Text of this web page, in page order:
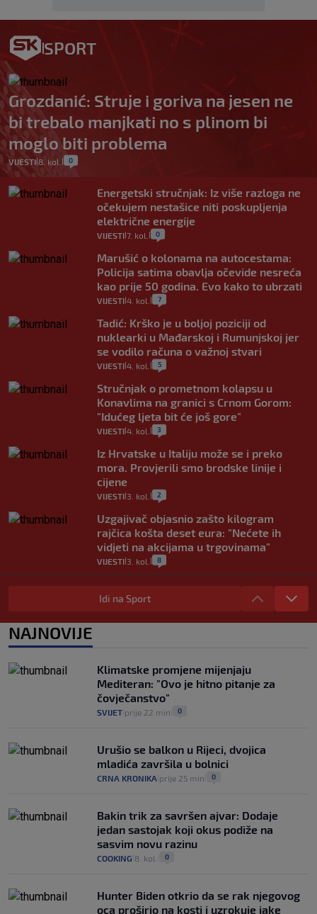
SPORT
Grozdanić: Struje i goriva na jesen ne
bi trebalo manjkati no s plinom bi
moglo biti problema
VIJESTI| 8. kol. 0
Energetski stručnjak: Iz više razloga ne
očekujem nestašice niti poskupljenja
električne energije
VIJESTI 7. kol. 0
Marušić o kolonama na autocestama:
Policija satima obavlja očevide nesreća
kao prije 50 godina. Evo kako to ubrzati
VIJESTI 4. kol. 7
Tadić: Krško je u boljoj poziciji od
nuklearki u Mađarskoj i Rumunjskoj jer
se vodilo računa o važnoj stvari
VIJESTI 4. kol. 5
Stručnjak o prometnom kolapsu u
Konavlima na granici s Crnom Gorom:
"Idućeg ljeta bit će još gore"
VIJESTI 4. kol. 3
Iz Hrvatske u Italiju može se i preko
mora. Provjerili smo brodske linije i
cijene
VIJESTI 3. kol. 2
Uzgajivač objasnio zašto kilogram
rajčica košta deset eura: "Nećete ih
vidjeti na akcijama u trgovinama"
VIJESTI 3. kol. 8
Selidba je jedno od stresnijih iskustava.
Evo aktualnih cijena i nekoliko savjeta
0
automobilom na Hvar iz Zagreba, a
koliko iz Osijeka
VIJESTI 2. kol. 14
Idi na Sport
NAJNOVIJE
Klimatske promjene mijenjaju
Mediteran: "Ovo je hitno pitanje za
čovječanstvo"
SVIJET prije 22 min 0
Urušio se balkon u Rijeci, dvojica
mladića završila u bolnici
CRNA KRONIKA prije 25 min 0
Bakin trik za savršen ajvar: Dodaje
jedan sastojak koji okus podiže na
sasvim novu razinu
COOKING 8. kol. 0
Hunter Biden otkrio da se rak njegovog
oca proširio na kosti i uzrokuje jake